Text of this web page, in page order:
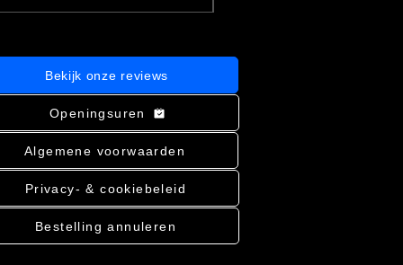
Bekijk onze reviews
Openingsuren
Algemene voorwaarden
Privacy- & cookiebeleid
Bestelling annuleren